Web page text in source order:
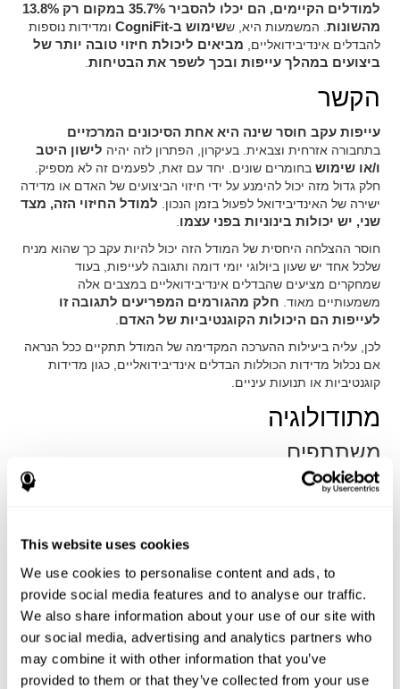
This website uses cookies
We use cookies to personalise content and ads, to
provide social media features and to analyse our traffic.
We also share information about your use of our site with
our social media, advertising and analytics partners who
may combine it with other information that you’ve
provided to them or that they’ve collected from your use
למודלים הקיימים, הם יכלו להסביר 35.7% במקום רק 13.8%
מהשונות . המשמעות היא, ששימוש ב-CogniFit
ומדידות נוספות
להבדלים אינדיבידואליים,
מביאים ליכולת חיזוי טובה יותר של
ביצועים במהלך עייפות ובכך לשפר את הבטיחות
הקשר
עייפות עקב חוסר שינה היא אחת הסיכונים המרכזיים
בתחבורה אזרחית וצבאית. בעיקרון, הפתרון לזה יהיה לישון היטב
ו/או שימושבחומרים שונים. יחד עם זאת, לפעמים זה לא מספיק.
חלק גדול מזה יכול להימנע על ידי חיזוי הביצועים של האדם או מדידה
ישירה של האינדיבידואל לפעול בזמן הנכון. למודל החיזוי הזה, מצד
שני, יש יכולות בינוניות בפני עצמו
חוסר ההצלחה היחסית של המודל הזה יכול להיות עקב כך שהוא מניח
שלכל אחד יש שעון ביולוגי יומי דומה ותגובה לעייפות, בעוד
שמחקרים מציעים שהבדלים אינדיבידואליים במצבים אלה
משמעותיים מאוד. חלק מהגורמים המפריעים לתגובה זו
לעייפות הם היכולות הקוגנטיביות של האדם
לכן, עליה ביעילות ההערכה המקדימה של המודל תתקיים ככל הנראה
אם נכלול מדידות הכוללות הבדלים אינדיבידואליים, כגון מדידות
קוגנטיביות או תנועות עיניים.
מתודולוגיה
משתתפים
המשתתפים הם
15 מתנדבים מתכנית האינדוקרינציה הטרום
קפאין וטבק היו בבקרה, והם היו חייבים להיות נקיים מבעיות
נוירולוגיות, פסיכיאטריות או הקשורות לשינה.
פרוצדורה
תכנית למדידות חוזרותהופעלה על מנת ללמוד אודות ההשפעות
של חוסר שינה על פעילות קוגנטיבית ושל תנועת עיניים, ברמת
הקבוצה והאינדיבידואל. ראשית, מצב ההתחלה תועד ואז המידע
נאסף תוך כדי מניעת השינה.